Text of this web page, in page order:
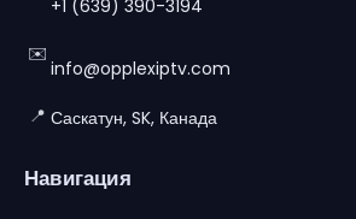
+1 (639) 390-3194
✉️
info@opplexiptv.com
📍 Саскатун, SK, Канада
Навигация